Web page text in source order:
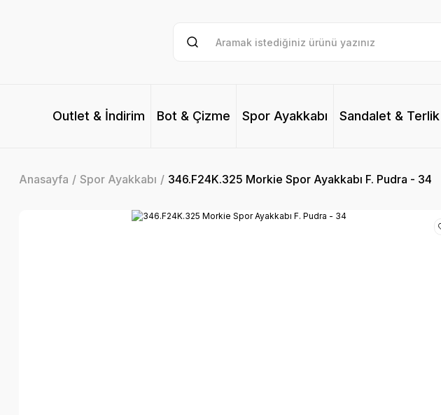
Outlet & İndirim Bot & Çizme Spor Ayakkabı Sandalet & Terlik
Anasayfa Spor Ayakkabı 346.F24K.325 Morkie Spor Ayakkabı F. Pudra - 34